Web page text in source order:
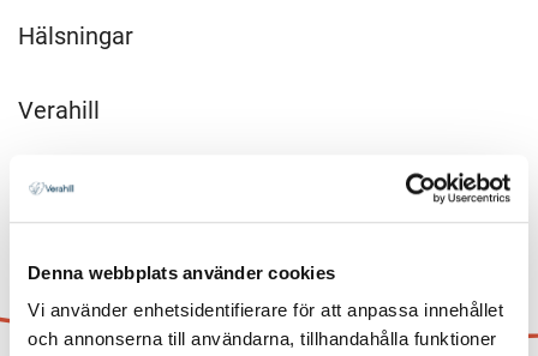
Denna webbplats använder cookies
Vi använder enhetsidentifierare för att anpassa innehållet
och annonserna till användarna, tillhandahålla funktioner
Hälsningar
Verahill